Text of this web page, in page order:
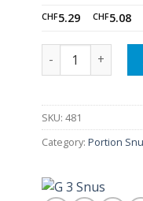
CHF5.29 CHF5.08
G 3 TNT Slim
SKU: 481
Category: Portion